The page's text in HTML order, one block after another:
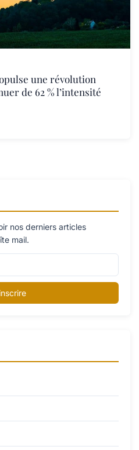
une révolution
de 62 % l’intensité
nos derniers articles
mail.